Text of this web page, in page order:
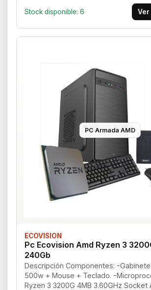
Stock disponible: 6
PC Armada AMD
ECOVISION
Pc Ecovision Amd Ryzen 3
240Gb
Descripción Componentes: -
500w + Mouse + Teclado. -
Ryzen 3 3200G 4MB 3.60GHz Socket